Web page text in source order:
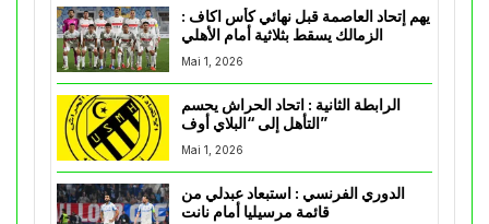
يهم إتحاد العاصمة قبل نهائي كأس اكاف :
Mai 1, 2026
الرابطة الثانية : اتحاد الحراش يحسم
التأهل إلى “البلاي أوف”
Mai 1, 2026
الدوري الفرنسي : استبعاد عبدلي من
قائمة مرسيليا أمام نانت